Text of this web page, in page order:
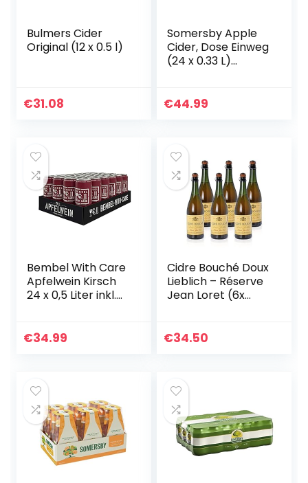
Bulmers Cider
Original (12 x 0.5 l)
€31.08
Somersby Apple
Cider, Dose Einweg
(24 x 0.33 L)
€44.99
Bembel With Care
Apfelwein Kirsch
24 x 0,5 Liter inkl.
€34.99
Cidre Bouché Doux
Lieblich – Réserve
Jean Loret (6x
€34.50